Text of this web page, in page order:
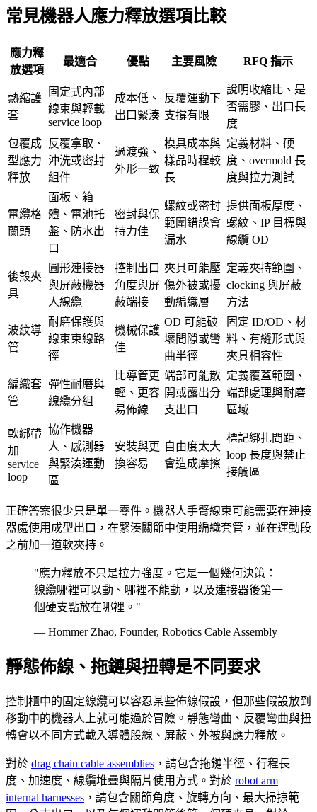
常見機器人應力釋放選項比較
應力釋
放選項
最適合 優點 主要風險 RFQ 指示
熱縮護
套
固定式內部
線束與輕載
service loop
成本低、
出口緊湊
反覆運動下
支撐有限
說明收縮比、是
否需膠、出口長
度
包覆成
型應力
釋放
反覆拿取、
沖洗或密封
組件
過渡強、
外形一致
模具成本與
樣品時程較
長
定義材料、硬
度、overmold 長
度與拉力測試
電纜格
蘭頭
面板、箱
體、電池托
盤、防水出
口
密封與保
持力佳
螺紋或密封
範圍錯誤會
漏水
提供面板厚度、
螺紋、IP 目標與
線纜 OD
後殼夾
具
圓形連接器
與屏蔽機器
人線纜
控制出口
角度與屏
蔽端接
夾具可能壓
傷外被或擾
動編織層
定義夾持範圍、
clocking 與屏蔽
方法
波紋導
管
耐磨保護與
線束束線路
徑
機械保護
佳
OD 可能破
壞間隙或彎
曲半徑
固定 ID/OD、材
料、有縫形式與
夾具相容性
編織套
管
彈性耐磨與
線纜分組
比導管更
輕、更容
易佈線
端部可能散
開或露出分
支出口
定義覆蓋範圍、
端部處理與耐磨
區域
軟綁帶
加
service
loop
協作機器
人、感測器
與緊湊運動
區
安裝與更
換容易
自由度太大
會造成摩擦
標記綁扎間距、
loop 長度與禁止
接觸區
正確答案很少只是單一零件。機器人手臂線束可能需要在連接
器處使用成型出口，在緊湊關節中使用編織套管，並在運動段
之前加一道軟夾持。
"應力釋放不只是拉力強度。它是一個幾何決策：
線纜哪裡可以動、哪裡不能動，以及連接器後第一
個硬支點放在哪裡。"
— Hommer Zhao, Founder, Robotics Cable Assembly
靜態佈線、拖鏈與扭轉是不同要求
控制櫃中的固定線纜可以容忍某些佈線假設，但那些假設放到
移動中的機器人上就可能過於冒險。靜態彎曲、反覆彎曲與扭
轉會以不同方式載入導體股線、屏蔽、外被與應力釋放。
對於 drag chain cable assemblies ，請包含拖鏈半徑、行程長
度、加速度、線纜堆疊與隔片使用方式。對於 robot arm
internal harnesses ，請包含關節角度、旋轉方向、最大掃掠範